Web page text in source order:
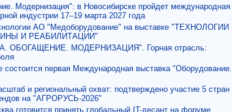
Модернизация": в Новосибирске пройдет международная
индустрии 17–19 марта 2027 года
АО "Медоборудование" на выставке "ТЕХНОЛОГИИ
И РЕАБИЛИТАЦИИ"
ОБОГАЩЕНИЕ. МОДЕРНИЗАЦИЯ". Горная отрасль:
состоится первая Международная выставка "Оборудование.
и региональный охват: подтверждено участие 5 стран
на "АГРОРУСЬ-2026"
готовится принять глобальный IT-десант на форуме